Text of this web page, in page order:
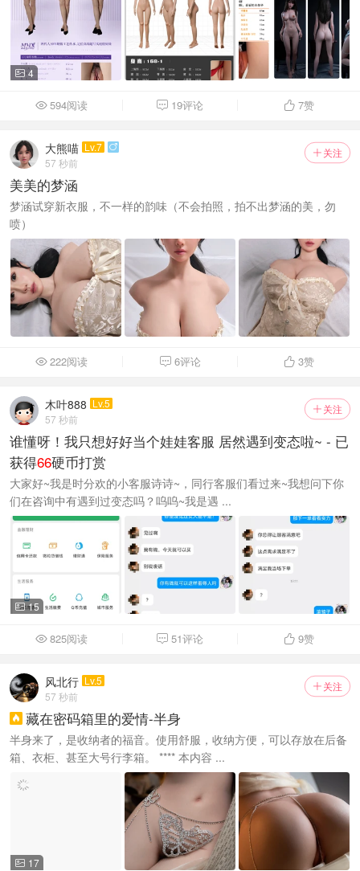
 4
 594阅读  19评论  7赞
 关注
大熊喵 Lv.7 
57 秒前
美美的梦涵
梦涵试穿新衣服，不一样的韵味（不会拍照，拍不出梦涵的美，勿
喷）
222阅读  6评论  3赞
 关注
木叶888 Lv.5
57 秒前
谁懂呀！我只想好好当个娃娃客服 居然遇到变态啦~ - 已
获得66硬币打赏
大家好~我是时分欢的小客服诗诗~，同行客服们看过来~我想问下你
们在咨询中有遇到过变态吗？呜呜~我是遇 ...
 15
825阅读  51评论  9赞
 关注
风北行 Lv.5
57 秒前
 藏在密码箱里的爱情-半身
半身来了，是收纳者的福音。使用舒服，收纳方便，可以存放在后备
箱、衣柜、甚至大号行李箱。 **** 本内容 ...
 17